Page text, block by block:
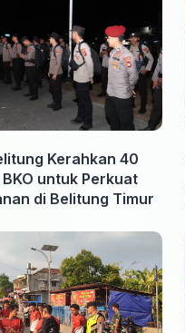
Kerahkan 40
untuk Perkuat
di Belitung Timur